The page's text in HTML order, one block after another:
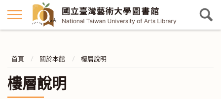
首頁 關於本館 樓層說明
樓層說明